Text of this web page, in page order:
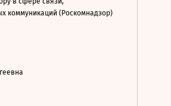
коммуникаций (Роскомнадзор)